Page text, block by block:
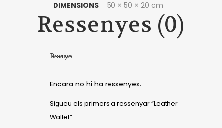
DIMENSIONS
50 × 50 × 20 cm
Ressenyes (0)
Ressenyes
Encara no hi ha ressenyes.
Sigueu els primers a ressenyar “Leather
Wallet”